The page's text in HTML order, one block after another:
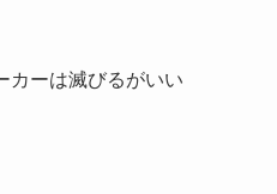
カーは滅びるがいい